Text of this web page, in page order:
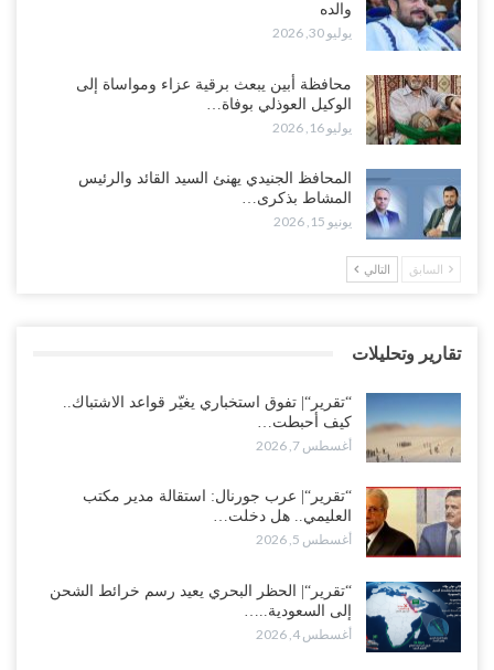
أغسطس 7, 2026
دعوات لتطوير خدمات السمع ومواكبة التقنيات…
أغسطس 7, 2026
“حضرموت“| عصيان مدني واسع ورفض للتجنيد السعودي يوسّعان
المواجهة مع الرياض..!
أغسطس 6, 2026
العقيلي يعلن تمرّد قيادات عسكرية.. أزمة “البطاقة الذكية” تمهّد لإقالات
ضربات صنعاء تربك التحشيدات السعودية شرق اليمن.. خسائر بشرية
وانسحابات وفوضى تعصف بمعسكرات حضرموت ومأرب..!
أغسطس 6, 2026
تداعيات هروب باكريت تتصاعد.. اعتقالات في الرياض وتوتر قبلي يهدد
بتعقيد المشهد في المهرة..!
أغسطس 6, 2026
في أحياء المكلا بالتزامن مع العصيان المدني..!
أغسطس 6, 2026
والده
يوليو 30, 2026
محافظة أبين يبعث برقية عزاء ومواساة إلى
الوكيل العوذلي بوفاة…
يوليو 16, 2026
المحافظ الجنيدي يهنئ السيد القائد والرئيس
المشاط بذكرى…
يونيو 15, 2026
السابق التالي
تقارير وتحليلات
“تقرير“| تفوق استخباري يغيّر قواعد الاشتباك..
كيف أحبطت…
أغسطس 7, 2026
“تقرير“| عرب جورنال: استقالة مدير مكتب
العليمي.. هل دخلت…
أغسطس 5, 2026
“تقرير“| الحظر البحري يعيد رسم خرائط الشحن
إلى السعودية..…
أغسطس 4, 2026